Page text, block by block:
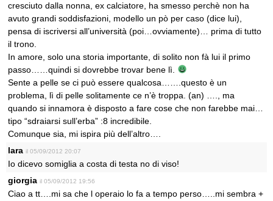
cresciuto dalla nonna, ex calciatore, ha smesso perchè non ha
avuto grandi soddisfazioni, modello un pò per caso (dice lui),
pensa di iscriversi all’università (poi…ovviamente)… prima di tutto
il trono.
In amore, solo una storia importante, di solito non fà lui il primo
passo……quindi si dovrebbe trovar bene lì.
Sente a pelle se ci può essere qualcosa…….questo è un
problema, lì di pelle solitamente ce n’è troppa. (an) …., ma
quando si innamora è disposto a fare cose che non farebbe mai…
tipo “sdraiarsi sull’erba” :8 incredibile.
Comunque sia, mi ispira più dell’altro….
lara il 05/09/2012 20:07
Io dicevo somiglia a costa di testa no di viso!
giorgia il 05/09/2012 19:56
Ciao a tt….mi sa che l operaio lo fa a tempo perso…..mi sembra +